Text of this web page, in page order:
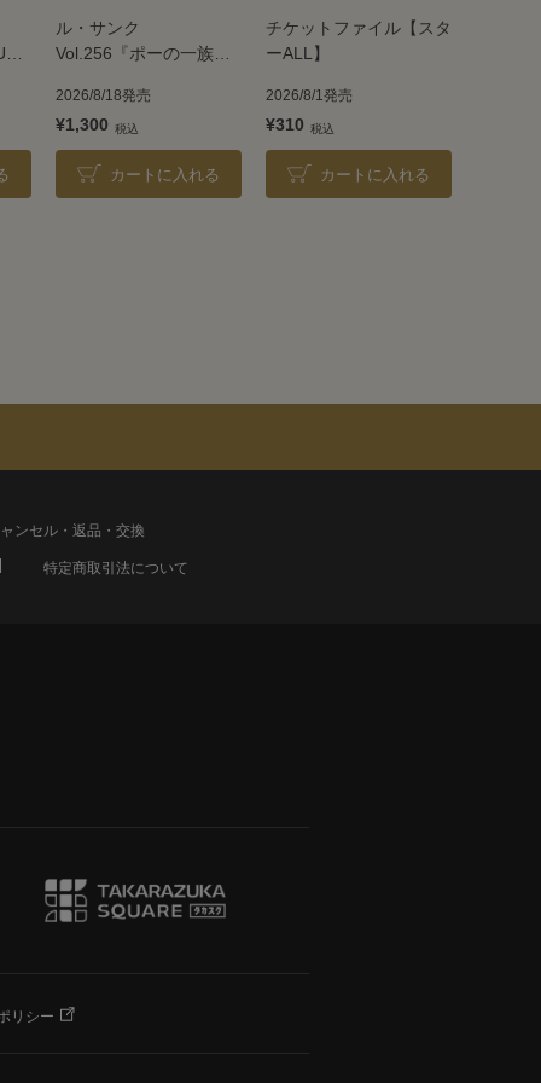
ル・サンク
Vol.256『ポーの一族』
2026/8/18発売
¥1,300
カートに入れる
チケットファイル【スタ
ーALL】
2026/8/1発売
¥310
カートに入れる
ンセル・返品・交換
特定商取引法について
リシー